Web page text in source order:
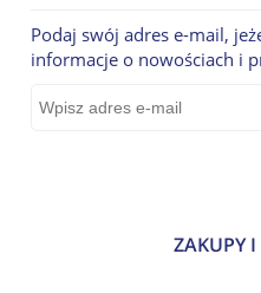
Podaj swój adres e-mail,
informacje o nowościach i
ZAKUPY